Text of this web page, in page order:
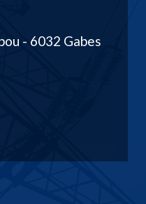
- 6032 Gabes